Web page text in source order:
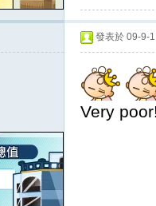
發表於 09-9-
Very